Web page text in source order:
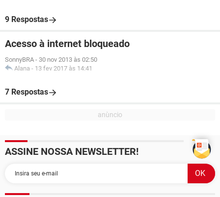
9 Respostas
Acesso à internet bloqueado
SonnyBRA - 30 nov 2013 às 02:50
Alana - 13 fev 2017 às 14:41
7 Respostas
ASSINE NOSSA NEWSLETTER!